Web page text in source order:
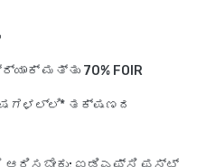
ಮತ್ತು 70% FOIR
* ತಕ್ಷಣದ